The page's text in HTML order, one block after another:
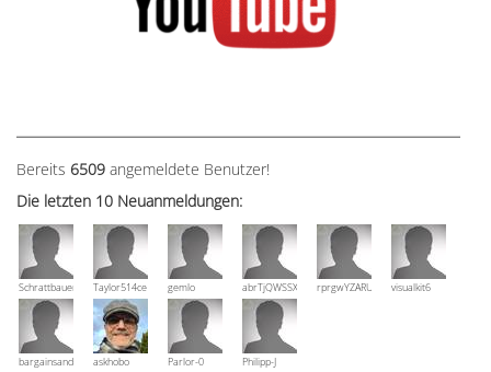
Bereits 6509 angemeldete Benutzer!
Die letzten 10 Neuanmeldungen:
Schrattbauer Taylor514ce gemlo abrTjQWSSXuVznPolErprgwYZARUTZQyCWESpD
visualkit6
bargainsandmoreaskhobo Parlor-0 Philipp-J